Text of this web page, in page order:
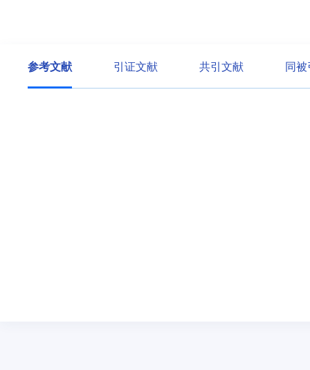
参考文献 引证文献 共引文献 同